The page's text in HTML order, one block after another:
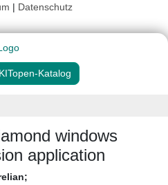
| Datenschutz
Katalog
windows
application
;